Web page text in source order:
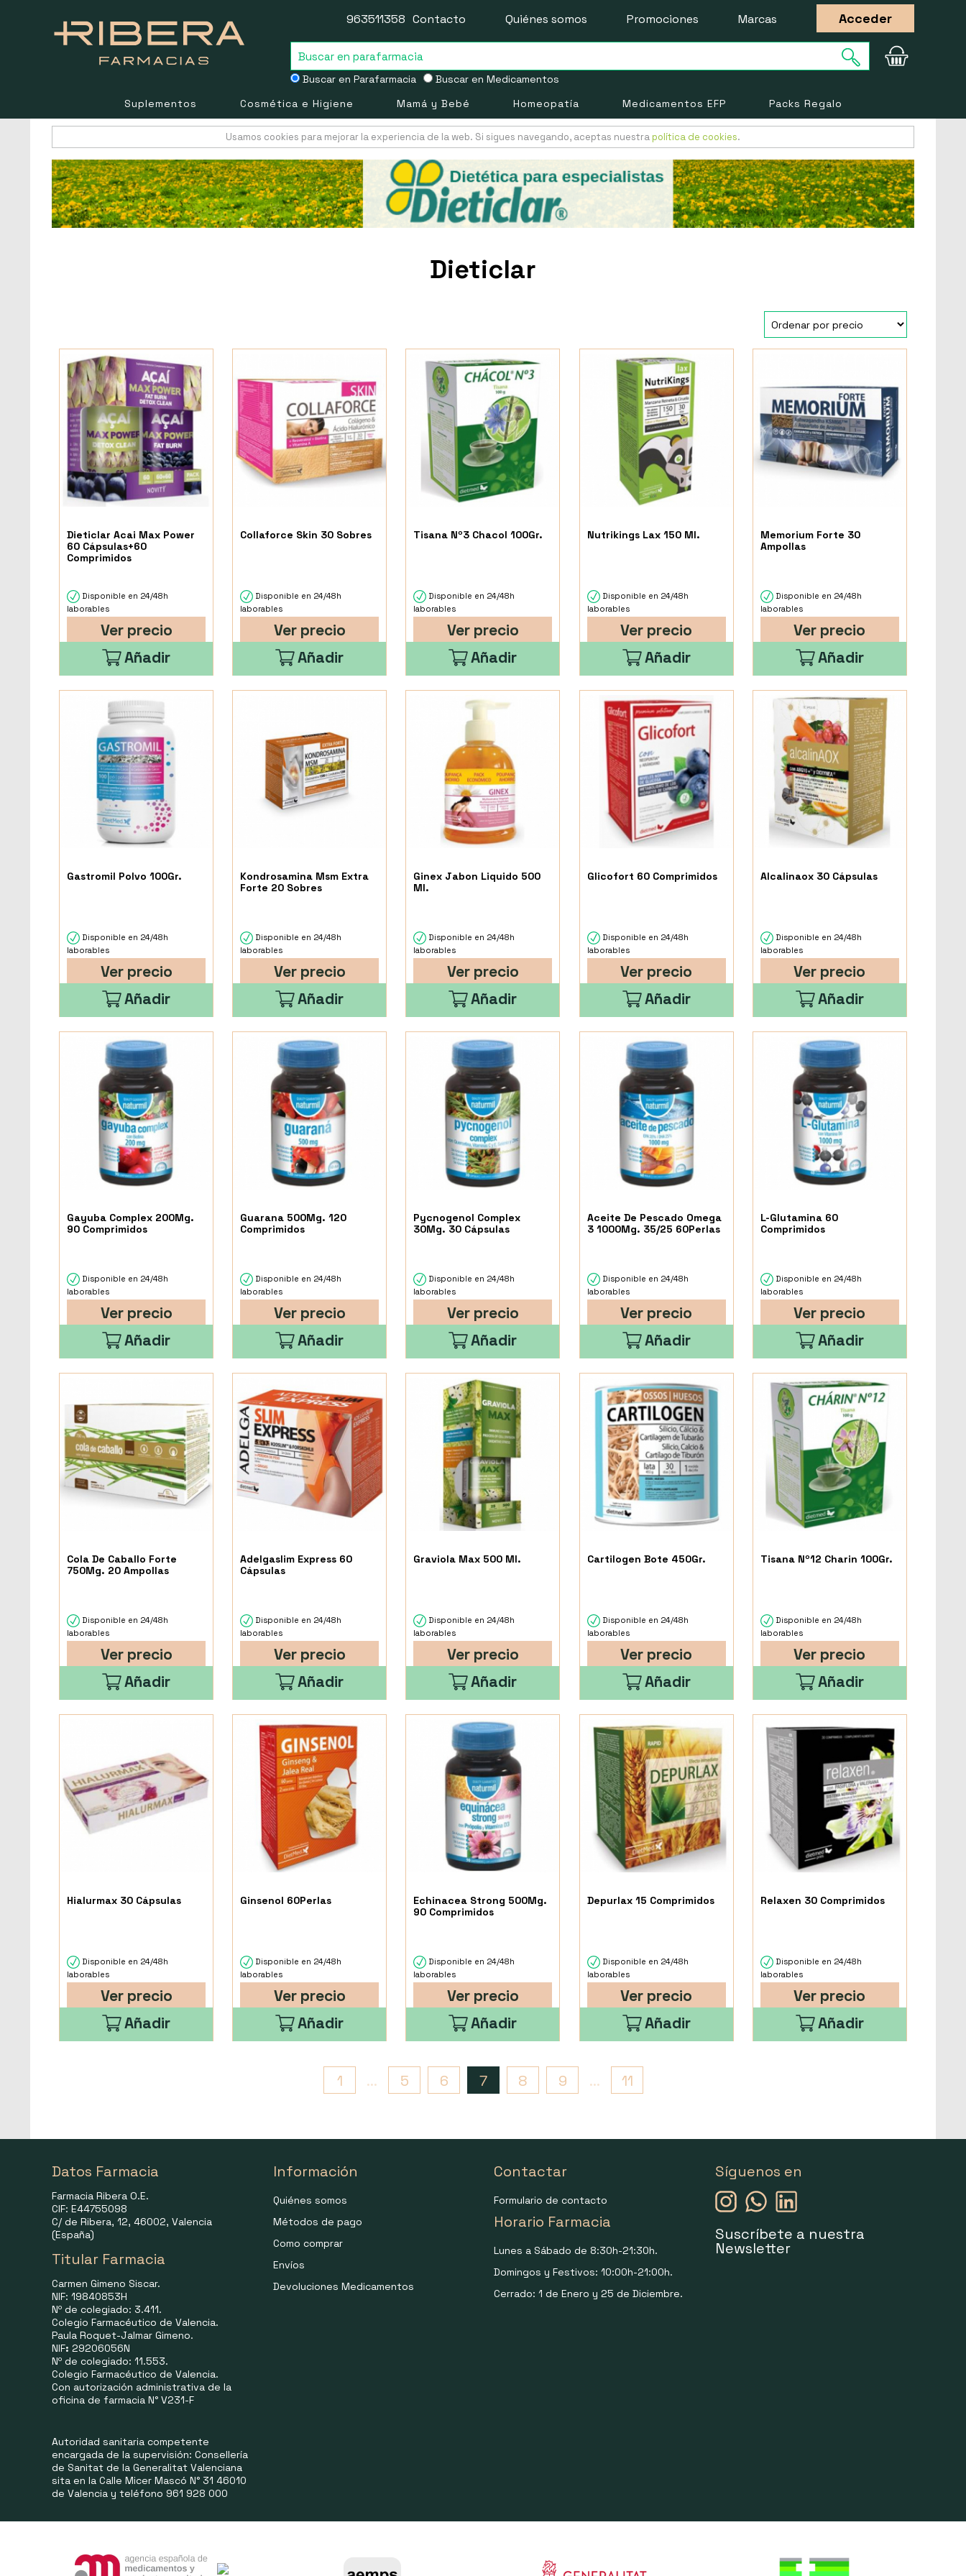
Buscar en Parafarmacia Buscar en Medicamentos
963511358 Contacto Quiénes somos Promociones Marcas Acceder
Suplementos Cosmética e Higiene Mamá y Bebé Homeopatía Medicamentos EFP Packs Regalo
Usamos cookies para mejorar la experiencia de la web. Si sigues navegando, aceptas nuestra política de cookies.
Dieticlar
Dieticlar Acai Max Power
60 Cápsulas+60
Comprimidos
Disponible en 24/48h
laborables
Ver precio
Añadir
Collaforce Skin 30 Sobres
Disponible en 24/48h
laborables
Ver precio
Añadir
Tisana Nº3 Chacol 100Gr.
Disponible en 24/48h
laborables
Ver precio
Añadir
Nutrikings Lax 150 Ml.
Disponible en 24/48h
laborables
Ver precio
Añadir
Memorium Forte 30
Ampollas
Disponible en 24/48h
laborables
Ver precio
Añadir
Gastromil Polvo 100Gr.
Disponible en 24/48h
laborables
Ver precio
Añadir
Kondrosamina Msm Extra
Forte 20 Sobres
Disponible en 24/48h
laborables
Ver precio
Añadir
Ginex Jabon Liquido 500
Ml.
Disponible en 24/48h
laborables
Ver precio
Añadir
Glicofort 60 Comprimidos
Disponible en 24/48h
laborables
Ver precio
Añadir
Alcalinaox 30 Cápsulas
Disponible en 24/48h
laborables
Ver precio
Añadir
Gayuba Complex 200Mg.
90 Comprimidos
Disponible en 24/48h
laborables
Ver precio
Añadir
Guarana 500Mg. 120
Comprimidos
Disponible en 24/48h
laborables
Ver precio
Añadir
Pycnogenol Complex
30Mg. 30 Cápsulas
Disponible en 24/48h
laborables
Ver precio
Añadir
Aceite De Pescado Omega
3 1000Mg. 35/25 60Perlas
Disponible en 24/48h
laborables
Ver precio
Añadir
L-Glutamina 60
Comprimidos
Disponible en 24/48h
laborables
Ver precio
Añadir
Cola De Caballo Forte
750Mg. 20 Ampollas
Disponible en 24/48h
laborables
Ver precio
Añadir
Adelgaslim Express 60
Cápsulas
Disponible en 24/48h
laborables
Ver precio
Añadir
Graviola Max 500 Ml.
Disponible en 24/48h
laborables
Ver precio
Añadir
Cartilogen Bote 450Gr.
Disponible en 24/48h
laborables
Ver precio
Añadir
Tisana Nº12 Charin 100Gr.
Disponible en 24/48h
laborables
Ver precio
Añadir
Hialurmax 30 Cápsulas
Disponible en 24/48h
laborables
Ver precio
Añadir
Ginsenol 60Perlas
Disponible en 24/48h
laborables
Ver precio
Añadir
Echinacea Strong 500Mg.
90 Comprimidos
Disponible en 24/48h
laborables
Ver precio
Añadir
Depurlax 15 Comprimidos
Disponible en 24/48h
laborables
Ver precio
Añadir
Relaxen 30 Comprimidos
Disponible en 24/48h
laborables
Ver precio
Añadir
1 ... 5 6 7 8 9 ... 11
Datos Farmacia
Farmacia Ribera O.E.
CIF: E44755098
C/ de Ribera, 12, 46002, Valencia
(España)
Titular Farmacia
Carmen Gimeno Siscar.
NIF: 19840853H
Nº de colegiado: 3.411.
Colegio Farmacéutico de Valencia.
Paula Roquet-Jalmar Gimeno.
NIF: 29206056N
Nº de colegiado: 11.553.
Colegio Farmacéutico de Valencia.
Con autorización administrativa de la
oficina de farmacia N° V231-F
Autoridad sanitaria competente
encargada de la supervisión: Consellería
de Sanitat de la Generalitat Valenciana
sita en la Calle Micer Mascó N° 31 46010
de Valencia y teléfono 961 928 000
Información
Quiénes somos
Métodos de pago
Como comprar
Envíos
Devoluciones Medicamentos
Contactar
Formulario de contacto
Horario Farmacia
Lunes a Sábado de 8:30h-21:30h.
Domingos y Festivos: 10:00h-21:00h.
Cerrado: 1 de Enero y 25 de Diciembre.
Síguenos en
Suscríbete a nuestra
Newsletter